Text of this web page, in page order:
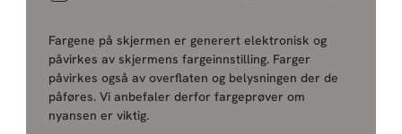
Fargene på skjermen er generert elektronisk og
påvirkes av skjermens fargeinnstilling. Farger
påvirkes også av overflaten og belysningen der de
påføres. Vi anbefaler derfor fargeprøver om
nyansen er viktig.